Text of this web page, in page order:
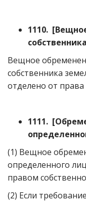
1110.
Вещное
собственника
отделено от права
1111.
(1) Вещное
определенного
правом
(2) Если